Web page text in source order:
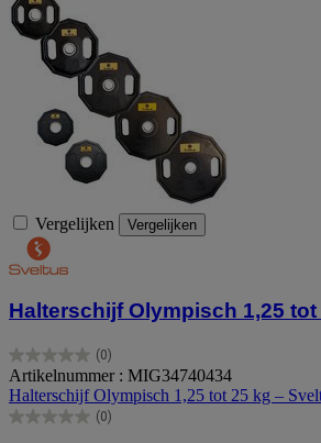
Vergelijken Vergelijken
Halterschijf Olympisch 1,25
(0)
0.0
van
de
5
Artikelnummer : MIG34740434
Halterschijf Olympisch 1,25 tot 25 kg –
(0)
0.0